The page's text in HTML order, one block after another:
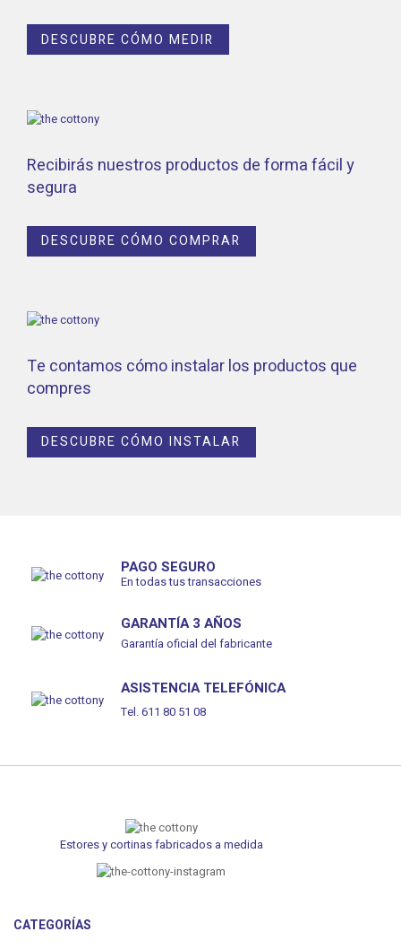
DESCUBRE CÓMO MEDIR
Recibirás nuestros productos de forma fácil y
segura
DESCUBRE CÓMO COMPRAR
Te contamos cómo instalar los productos que
compres
DESCUBRE CÓMO INSTALAR
PAGO SEGURO
En todas tus transacciones
GARANTÍA 3 AÑOS
Garantía oficial del fabricante
ASISTENCIA TELEFÓNICA
Tel. 611 80 51 08
Estores y cortinas fabricados a medida
CATEGORÍAS